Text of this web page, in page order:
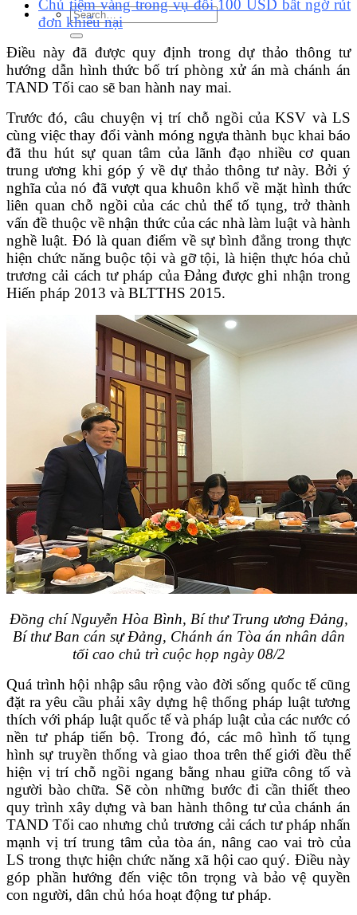
Chủ tiệm vàng trong vụ đổi 100 USD bất ngờ rút
đơn khiếu nại
Điều này đã được quy định trong dự thảo thông tư
hướng dẫn hình thức bố trí phòng xử án mà chánh án
TAND Tối cao sẽ ban hành nay mai.
Trước đó, câu chuyện vị trí chỗ ngồi của KSV và LS
cùng việc thay đổi vành móng ngựa thành bục khai báo
đã thu hút sự quan tâm của lãnh đạo nhiều cơ quan
trung ương khi góp ý về dự thảo thông tư này. Bởi ý
nghĩa của nó đã vượt qua khuôn khổ về mặt hình thức
liên quan chỗ ngồi của các chủ thể tố tụng, trở thành
vấn đề thuộc về nhận thức của các nhà làm luật và hành
nghề luật. Đó là quan điểm về sự bình đẳng trong thực
hiện chức năng buộc tội và gỡ tội, là hiện thực hóa chủ
trương cải cách tư pháp của Đảng được ghi nhận trong
Hiến pháp 2013 và BLTTHS 2015.
Đồng chí Nguyễn Hòa Bình, Bí thư Trung ương Đảng,
Bí thư Ban cán sự Đảng, Chánh án Tòa án nhân dân
tối cao chủ trì cuộc họp ngày 08/2
Quá trình hội nhập sâu rộng vào đời sống quốc tế cũng
đặt ra yêu cầu phải xây dựng hệ thống pháp luật tương
thích với pháp luật quốc tế và pháp luật của các nước có
nền tư pháp tiến bộ. Trong đó, các mô hình tố tụng
hình sự truyền thống và giao thoa trên thế giới đều thể
hiện vị trí chỗ ngồi ngang bằng nhau giữa công tố và
người bào chữa. Sẽ còn những bước đi cần thiết theo
quy trình xây dựng và ban hành thông tư của chánh án
TAND Tối cao nhưng chủ trương cải cách tư pháp nhấn
mạnh vị trí trung tâm của tòa án, nâng cao vai trò của
LS trong thực hiện chức năng xã hội cao quý. Điều này
góp phần hướng đến việc tôn trọng và bảo vệ quyền
con người, dân chủ hóa hoạt động tư pháp.